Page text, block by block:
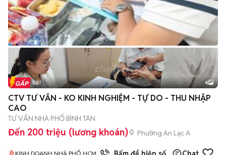
Tin nổi bật 4
CTV TƯ VẤN - KO KINH NGHIỆM - TỰ DO - THU NHẬP
CAO
TƯ VẤN NHÀ PHỐ BÌNH TÂN
Đến 200 triệu (lương khoán) Phường An Lạc A
KINH DOANH NHÀ PHỐ HCM